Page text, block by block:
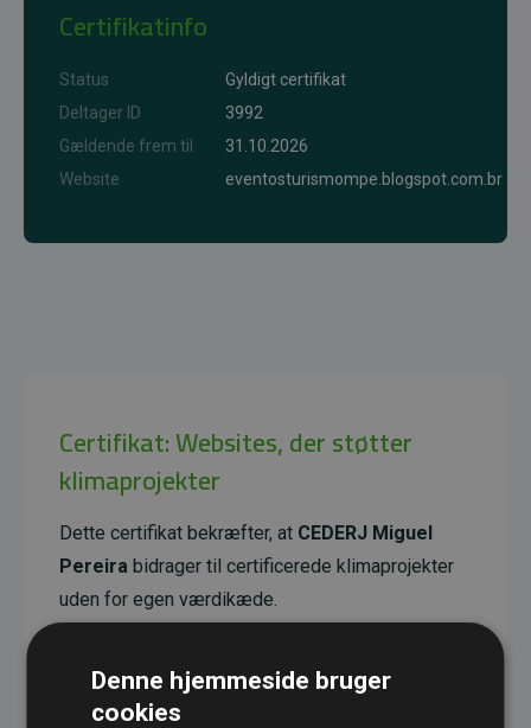
Certifikatinfo
Status
Gyldigt certifikat
Deltager ID
3992
Gældende frem til
31.10.2026
Website
eventosturismompe.blogspot.com.br
Certifikat: Websites, der støtter
klimaprojekter
Dette certifikat bekræfter, at CEDERJ Miguel
Pereira bidrager til certificerede klimaprojekter
uden for egen værdikæde.
reducerende effekt, som i gennemsnit svarer til
dobbelt så meget CO₂ som den estimerede
Denne hjemmeside bruger
cookies